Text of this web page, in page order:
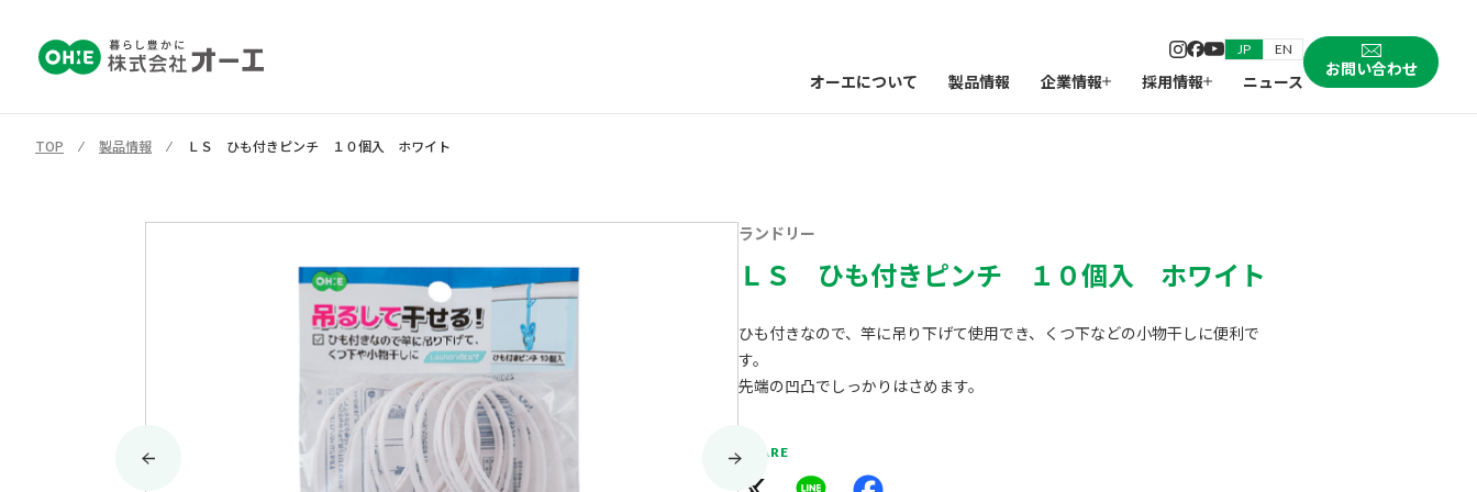
JP EN
オーエについて 製品情報 企業情報 採用情報 ニュース
お問い合わせ
TOP ⁄ 製品情報 ⁄ ＬＳ ひも付きピンチ １０個入 ホワイト
ランドリー
ＬＳ ひも付きピンチ １０個入 ホワイト
ひも付きなので、竿に吊り下げて使用でき、くつ下などの小物干しに便利で
す。
先端の凹凸でしっかりはさめます。
SHARE